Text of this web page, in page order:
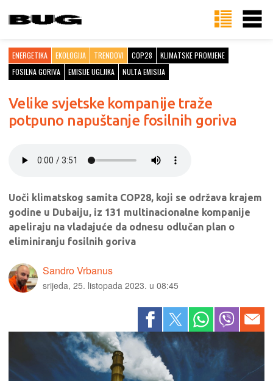
ENERGETIKA EKOLOGIJA TRENDOVI COP28
KLIMATSKE PROMJENE
FOSILNA GORIVA
EMISIJE UGLJIKA NULTA EMISIJA
Velike svjetske kompanije traže
potpuno napuštanje fosilnih goriva
Uoči klimatskog samita COP28, koji se održava krajem
godine u Dubaiju, iz 131 multinacionalne kompanije
apeliraju na vladajuće da odnesu odlučan plan o
eliminiranju fosilnih goriva
Sandro Vrbanus
srijeda, 25. listopada 2023. u 08:45